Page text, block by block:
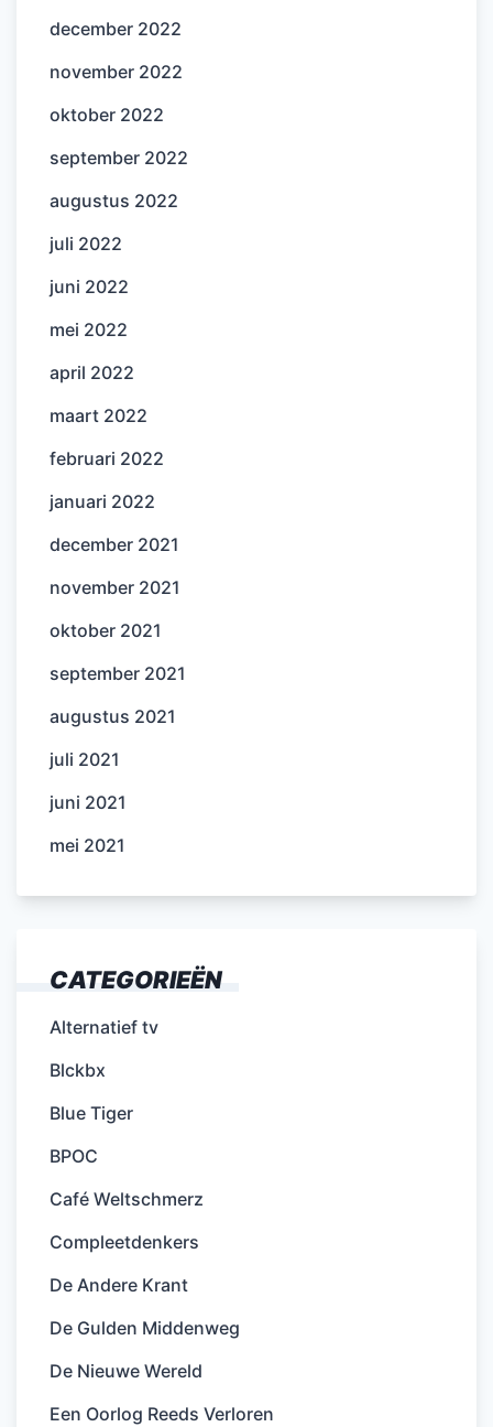
december 2022
november 2022
oktober 2022
september 2022
augustus 2022
juli 2022
juni 2022
mei 2022
april 2022
maart 2022
februari 2022
januari 2022
december 2021
november 2021
oktober 2021
september 2021
augustus 2021
juli 2021
juni 2021
mei 2021
CATEGORIEËN
Alternatief tv
Blckbx
Blue Tiger
BPOC
Café Weltschmerz
Compleetdenkers
De Andere Krant
De Gulden Middenweg
De Nieuwe Wereld
Een Oorlog Reeds Verloren